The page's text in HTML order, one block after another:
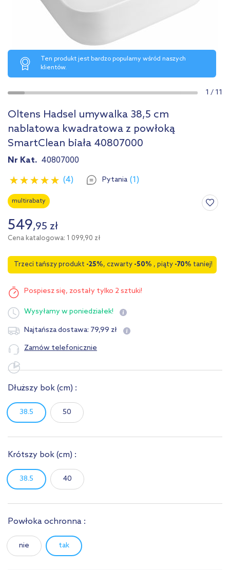
Ten produkt jest bardzo popularny wśród naszych
klientów.
1 / 11
Oltens Hadsel umywalka 38,5 cm
nablatowa kwadratowa z powłoką
SmartClean biała 40807000
Nr Kat. 40807000
(4)
Pytania (1)
multirabaty
549,95 zł
Cena katalogowa: 1 099,90 zł
Trzeci tańszy produkt -25%, czwarty -50% , piąty -70% taniej!
Pospiesz się, zostały tylko 2 sztuki!
Wysyłamyw poniedziałek!
Najtańsza dostawa: 79,99 zł
Zamów telefonicznie
Dłuższy bok (cm) :
38.5 50
Krótszy bok (cm) :
38.5 40
Powłoka ochronna :
nie tak